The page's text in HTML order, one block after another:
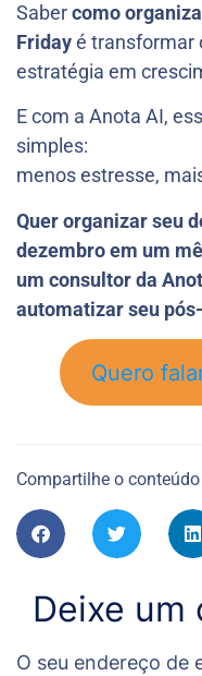
Sabercomo
Fridayé transformar
estratégia em
E com a Anota AI,
simples:
menos estresse,
Quer organizar seu
dezembro em um
um consultor da
automatizar seu
Quero
Compartilhe o
Deixe um
O seu endereço de